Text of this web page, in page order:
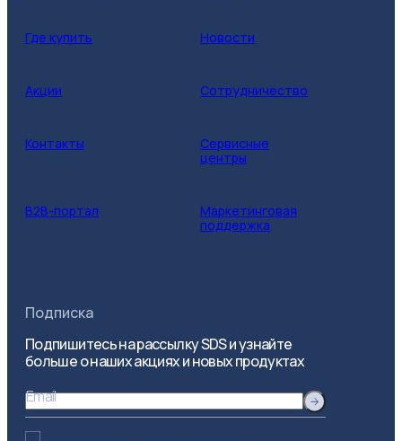
Где купить Новости
Акции Сотрудничество
Контакты
Сервисные
центры
B2B-портал
Маркетинговая
поддержка
Подписка
Подпишитесь на рассылку SDS и узнайте
больше о наших акциях и новых продуктах
Email